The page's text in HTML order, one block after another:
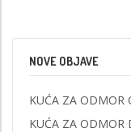
NOVE OBJAVE
KUĆA ZA ODMOR
KUĆA ZA ODMOR